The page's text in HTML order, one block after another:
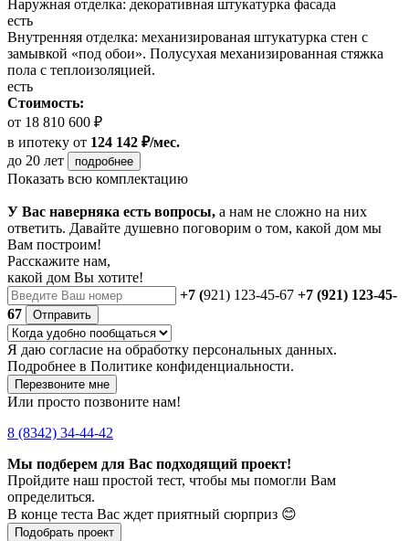
Наружная отделка: декоративная штукатурка фасада
есть
Внутренняя отделка: механизированая штукатурка стен с
замывкой «под обои». Полусухая механизированная стяжка
пола с теплоизоляцией.
есть
Стоимость:
от 18 810 600 ₽
в ипотеку от 124 142 ₽/мес.
до 20 лет
подробнее
Показать всю комплектацию
У Вас наверняка есть вопросы, а нам не сложно на них
ответить. Давайте душевно поговорим о том, какой дом мы
Вам построим!
Расскажите нам,
какой дом Вы хотите!
+7 (921) 123-45-67 +7 (921) 123-45-
67
Отправить
Я даю согласие на обработку персональных данных.
Подробнее в Политике конфиденциальности.
Перезвоните мне
Или просто позвоните нам!
8 (8342) 34-44-42
Мы подберем для Вас подходящий проект!
Пройдите наш простой тест, чтобы мы помогли Вам
определиться.
В конце теста Вас ждет приятный сюрприз 😊
Подобрать проект